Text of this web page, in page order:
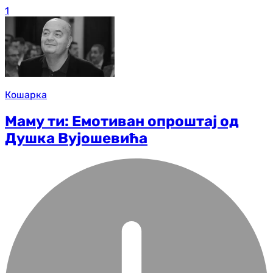
1
Кошарка
Маму ти: Емотиван опроштај од
Душка Вујошевића